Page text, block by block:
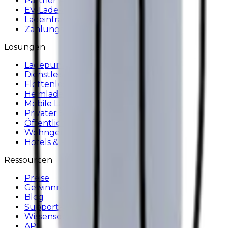
EV-Lade-App
Ladeinfrastruktur
Zahlungsterminals
Lösungen
Ladepunktbetreiber
Dienstleister
Flottenlösungen
Heimladen
Mobile Ladelösung
Privater Sektor
Öffentlicher Sektor
Wohngemeinschaften
Hotels & Restaurants
Ressourcen
Preise
Gewinnrechner
Blog
Support-Center
Wissensdatenbank